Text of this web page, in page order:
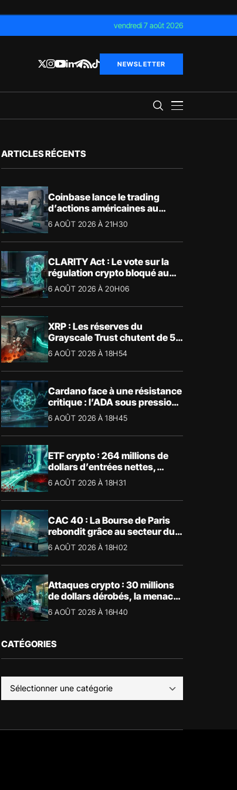
vendredi 7 août 2026
NEWSLETTER
ARTICLES RÉCENTS
Coinbase lance le trading
d’actions américaines au
Royaume-Uni
6 AOÛT 2026 À 21H30
CLARITY Act : Le vote sur la
régulation crypto bloqué au
Sénat américain
6 AOÛT 2026 À 20H06
XRP : Les réserves du
Grayscale Trust chutent de 55
% suite aux rachats
6 AOÛT 2026 À 18H54
Cardano face à une résistance
critique : l’ADA sous pression
technique
6 AOÛT 2026 À 18H45
ETF crypto : 264 millions de
dollars d’entrées nettes,
Bitcoin et Ethereum dominent
6 AOÛT 2026 À 18H31
CAC 40 : La Bourse de Paris
rebondit grâce au secteur du
luxe
6 AOÛT 2026 À 18H02
Attaques crypto : 30 millions
de dollars dérobés, la menace
devient physique
6 AOÛT 2026 À 16H40
CATÉGORIES